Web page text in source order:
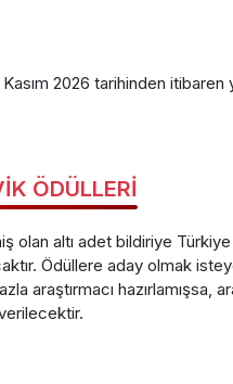
2026 tarihinden itibaren
ÖDÜLLERİ
olan altı adet bildiriye
Ödüllere aday olmak
hazırlamışsa,